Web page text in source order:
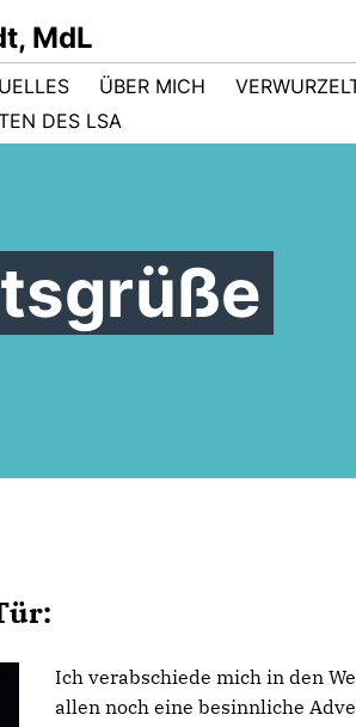
MdL
ÜBER MICH
DES LSA
Ich verabschiede mich in den
allen noch eine besinnliche